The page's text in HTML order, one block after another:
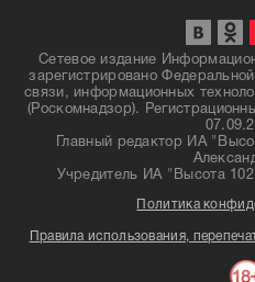
Сетевое издание
зарегистрировано
связи, информационных
(Роскомнадзор).
Главный редактор ИА
Учредитель ИА "Высота
Политика
Правила использования,